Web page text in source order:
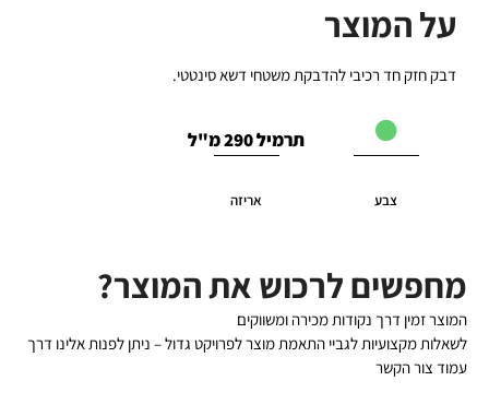
על המוצר
דבק חזק חד רכיבי להדבקת משטחי דשא סינטטי.
צבע
תרמיל 290 מ"ל
אריזה
מחפשים לרכוש את המוצר?
המוצר זמין דרך נקודות מכירה ומשווקים
לשאלות מקצועיות לגביי התאמת מוצר לפרויקט גדול – ניתן לפנות אלינו דרך
עמוד צור הקשר